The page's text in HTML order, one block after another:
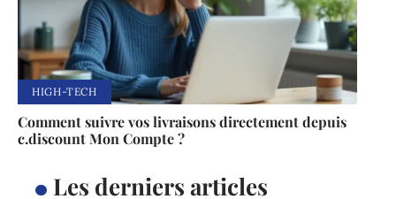
HIGH-TECH
Comment suivre vos livraisons directement depuis
c.discount Mon Compte ?
Les derniers articles